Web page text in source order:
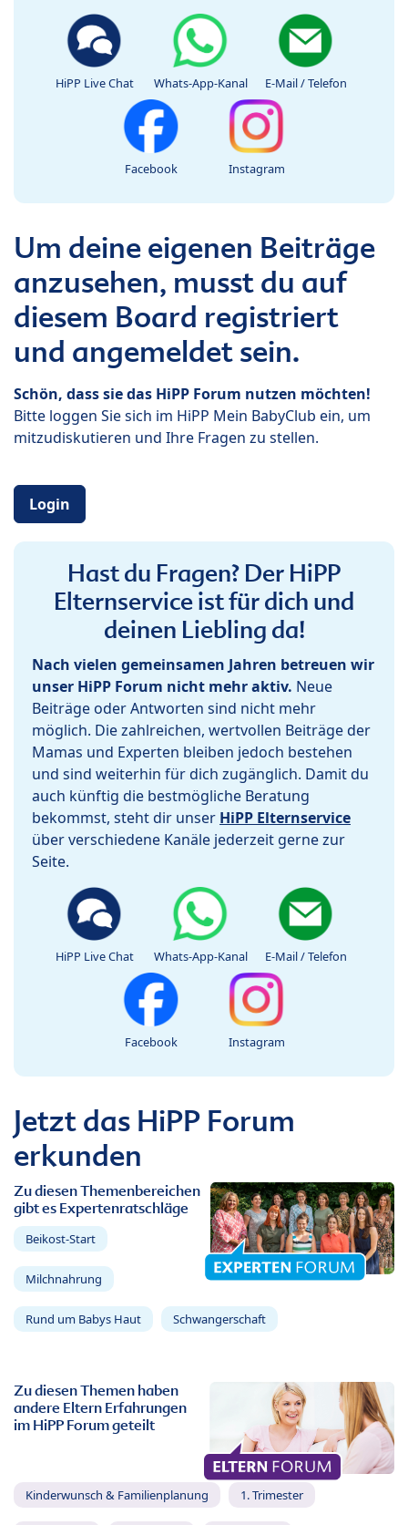
HiPP Live Chat Whats-App-Kanal E-Mail / Telefon
Facebook Instagram
Um deine eigenen Beiträge
anzusehen, musst du auf
diesem Board registriert
und angemeldet sein.
Schön, dass sie das HiPP Forum nutzen möchten!
Bitte loggen Sie sich im HiPP Mein BabyClub ein, um
mitzudiskutieren und Ihre Fragen zu stellen.
Login
Hast du Fragen? Der HiPP
Elternservice ist für dich und
deinen Liebling da!
Nach vielen gemeinsamen Jahren betreuen wir
unser HiPP Forum nicht mehr aktiv. Neue
Beiträge oder Antworten sind nicht mehr
möglich. Die zahlreichen, wertvollen Beiträge der
Mamas und Experten bleiben jedoch bestehen
und sind weiterhin für dich zugänglich. Damit du
auch künftig die bestmögliche Beratung
bekommst, steht dir unser HiPP Elternservice
über verschiedene Kanäle jederzeit gerne zur
Seite.
HiPP Live Chat Whats-App-Kanal E-Mail / Telefon
Facebook Instagram
Jetzt das HiPP Forum
erkunden
Zu diesen Themenbereichen
gibt es Expertenratschläge
Beikost-Start
Milchnahrung
Rund um Babys Haut Schwangerschaft
Zu diesen Themen haben
andere Eltern Erfahrungen
im HiPP Forum geteilt
Kinderwunsch & Familienplanung 1. Trimester